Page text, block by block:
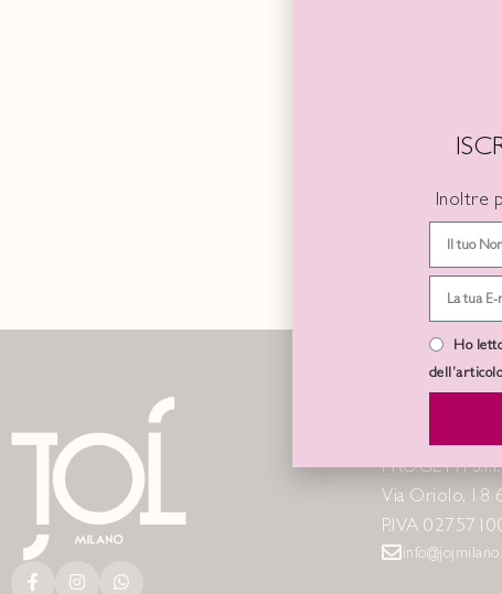
PROGETTI S.r.l.
Via Oriolo, 18
P.IVA
Inoltre
Ho